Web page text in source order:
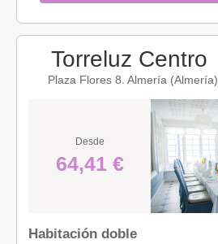
Torreluz Centro
Plaza Flores 8. Almería (Almería)
Desde
64,41 €
Habitación doble